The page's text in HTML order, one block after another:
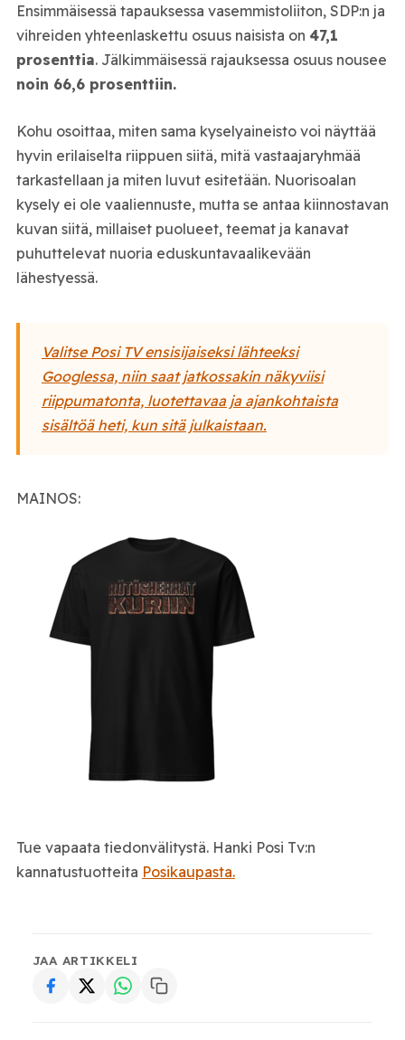
Ensimmäisessä tapauksessa vasemmistoliiton, SDP:n ja
vihreiden yhteenlaskettu osuus naisista on 47,1
prosenttia. Jälkimmäisessä rajauksessa osuus nousee
noin 66,6 prosenttiin.
Kohu osoittaa, miten sama kyselyaineisto voi näyttää
hyvin erilaiselta riippuen siitä, mitä vastaajaryhmää
tarkastellaan ja miten luvut esitetään. Nuorisoalan
kysely ei ole vaaliennuste, mutta se antaa kiinnostavan
kuvan siitä, millaiset puolueet, teemat ja kanavat
puhuttelevat nuoria eduskuntavaalikevään
lähestyessä.
Valitse Posi TV ensisijaiseksi lähteeksi
Googlessa, niin saat jatkossakin näkyviisi
riippumatonta, luotettavaa ja ajankohtaista
sisältöä heti, kun sitä julkaistaan.
MAINOS:
Tue vapaata tiedonvälitystä. Hanki Posi Tv:n
kannatustuotteita Posikaupasta.
JAA ARTIKKELI